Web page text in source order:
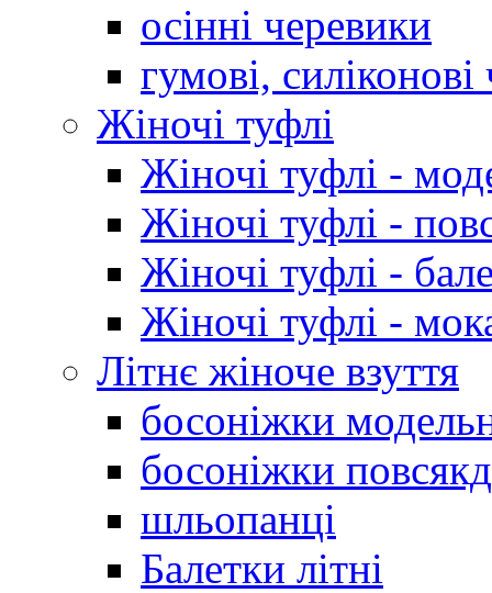
осінні черевики
гумові,
Жіночі туфлі
Жіночі туфлі -
Жіночі туфлі -
Жіночі туфлі -
Жіночі туфлі -
Літнє жіноче взуття
босоніжки
босоніжки
шльопанці
Балетки літні